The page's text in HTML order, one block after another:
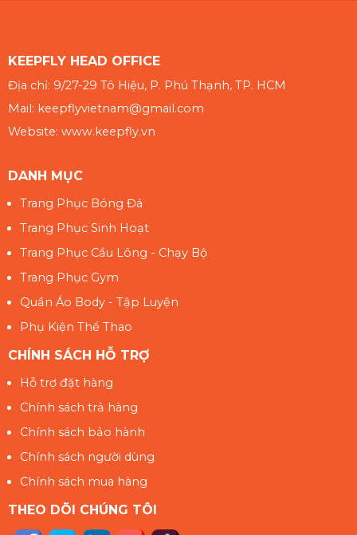
KEEPFLY HEAD OFFICE
Địa chỉ: 9/27-29 Tô Hiệu, P. Phú Thạnh, TP. HCM
Mail: keepflyvietnam@gmail.com
Website: www.keepfly.vn
DANH MỤC
Trang Phục Bóng Đá
Trang Phục Sinh Hoạt
Trang Phục Cầu Lông - Chạy Bộ
Trang Phục Gym
Quần Áo Body - Tập Luyện
Phụ Kiện Thể Thao
CHÍNH SÁCH HỖ TRỢ
Hỗ trợ đặt hàng
Chính sách trả hàng
Chính sách bảo hành
Chính sách người dùng
Chính sách mua hàng
THEO DÕI CHÚNG TÔI